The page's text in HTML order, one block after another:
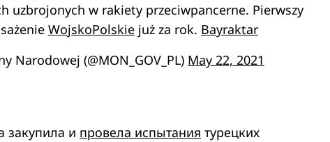
uzbrojonych w rakiety przeciwpancerne. Pierwszy
WojskoPolskie już za rok. Bayraktar
Narodowej (@MON_GOV_PL) May 22, 2021
закупила и провела испытания турецких